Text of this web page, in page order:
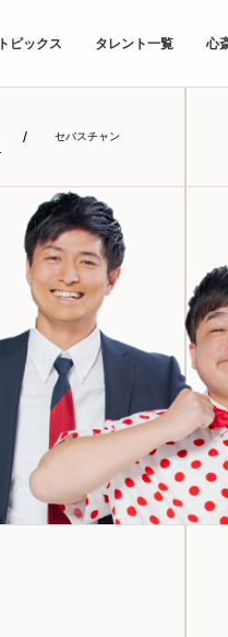
トピックス タレント一覧 心
セバスチャン